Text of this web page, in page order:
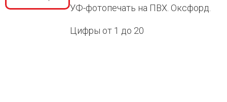
УФ-фотопечать на ПВХ. Оксфорд.
Цифры от 1 до 20